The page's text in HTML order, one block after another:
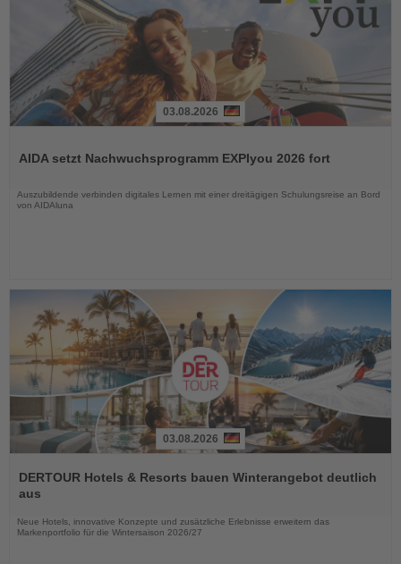
die
03.08.2026
AIDA setzt Nachwuchsprogramm EXPIyou 2026 fort
Auszubildende verbinden digitales Lernen mit einer dreitägigen Schulungsreise an Bord
von AIDAluna
Sie
die
03.08.2026
DERTOUR Hotels & Resorts bauen Winterangebot deutlich
aus
Neue Hotels, innovative Konzepte und zusätzliche Erlebnisse erweitern das
Markenportfolio für die Wintersaison 2026/27